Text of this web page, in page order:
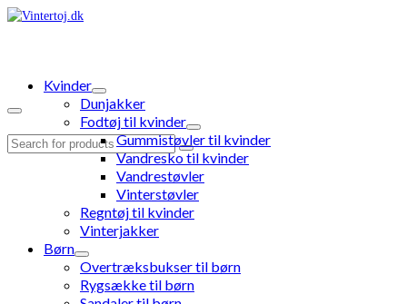
Search
Kvinder
Dunjakker
Fodtøj til kvinder
Gummistøvler til kvinder
Vandresko til kvinder
Vandrestøvler
Vinterstøvler
Regntøj til kvinder
Vinterjakker
Børn
Overtræksbukser til børn
Rygsække til børn